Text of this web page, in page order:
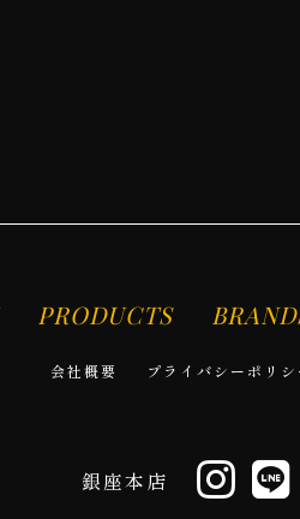
PRODUCTS
会社概要 プライバシーポリシ
銀座本店